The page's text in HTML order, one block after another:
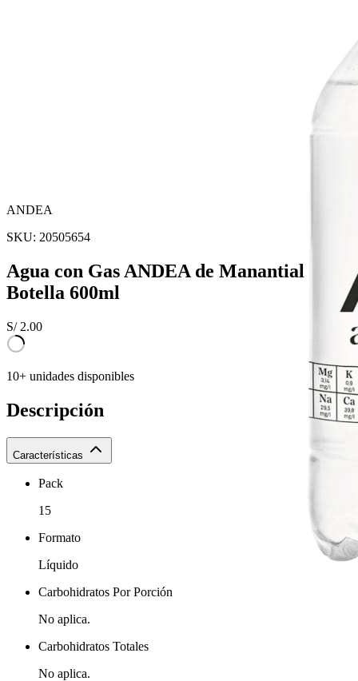
ANDEA
SKU: 20505654
Agua con Gas ANDEA de Manantial
Botella 600ml
S/ 2.00
10+ unidades disponibles
Descripción
Características
Pack
15
Formato
Líquido
Carbohidratos Por Porción
No aplica.
Carbohidratos Totales
No aplica.